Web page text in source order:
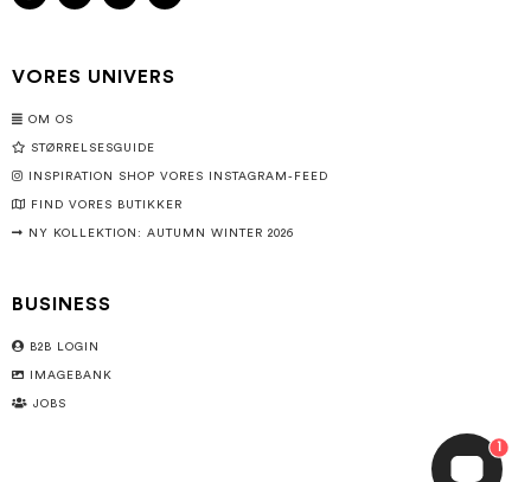
VORES UNIVERS
OM OS
STØRRELSESGUIDE
INSPIRATION SHOP VORES INSTAGRAM-FEED
FIND VORES BUTIKKER
NY KOLLEKTION: AUTUMN WINTER 2026
BUSINESS
B2B LOGIN
IMAGEBANK
JOBS
1